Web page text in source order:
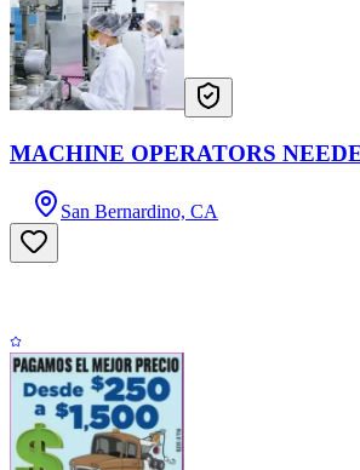
MACHINE OPERATORS
San Bernardino, CA